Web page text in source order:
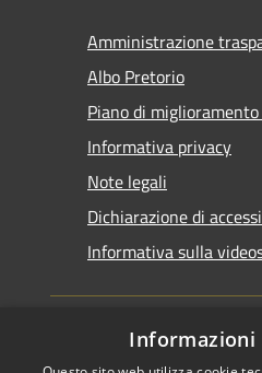
Amministrazione
Albo Pretorio
Piano di
Informativa privacy
Note legali
Dichiarazione di
Informativa sulla
Informazioni